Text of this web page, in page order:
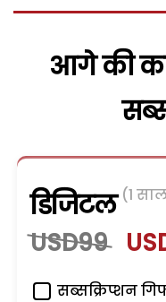
आगे की
डिजिटल (1
USD99
सब्सक्रिप्शन